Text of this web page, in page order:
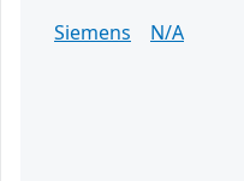
Siemens
N/A